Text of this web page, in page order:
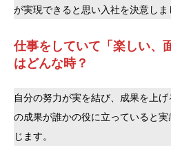
が実現できると思い入社を決意しま
仕事をしていて「楽しい、
はどんな時？
自分の努力が実を結び、成果を上
の成果が誰かの役に立っていると
じます。